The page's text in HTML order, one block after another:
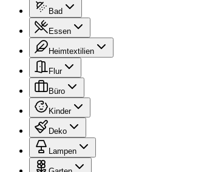
Bad
Essen
Heimtextilien
Flur
Büro
Kinder
Deko
Lampen